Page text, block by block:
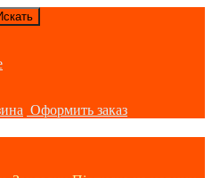
Оформить заказ